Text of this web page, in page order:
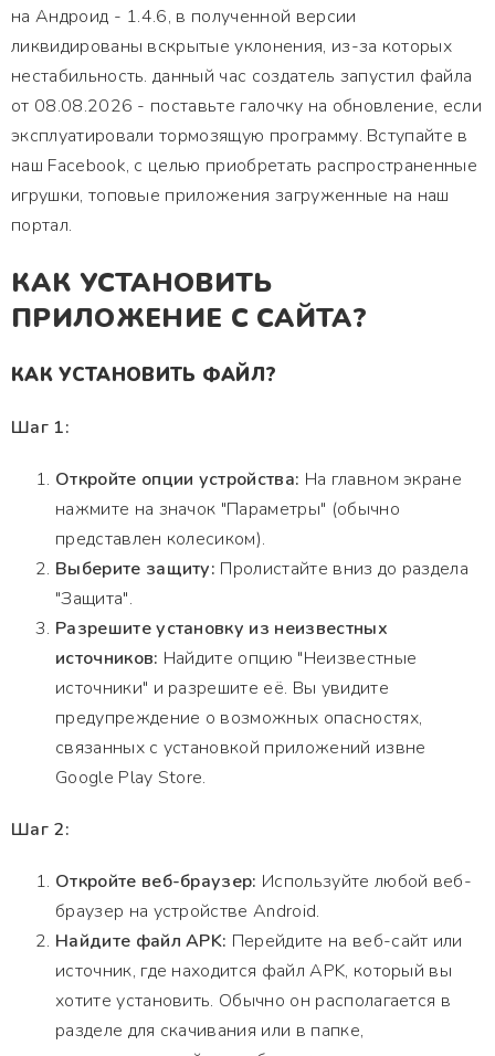
на Андроид - 1.4.6, в полученной версии
ликвидированы вскрытые уклонения, из-за которых
нестабильность. данный час создатель запустил файла
от 08.08.2026 - поставьте галочку на обновление, если
эксплуатировали тормозящую программу. Вступайте в
наш Facebook, с целью приобретать распространенные
игрушки, топовые приложения загруженные на наш
портал.
КАК УСТАНОВИТЬ
ПРИЛОЖЕНИЕ С САЙТА?
КАК УСТАНОВИТЬ ФАЙЛ?
Шаг 1:
Откройте опции устройства: На главном экране
нажмите на значок "Параметры" (обычно
представлен колесиком).
Выберите защиту: Пролистайте вниз до раздела
"Защита".
Разрешите установку из неизвестных
источников: Найдите опцию "Неизвестные
источники" и разрешите её. Вы увидите
предупреждение о возможных опасностях,
связанных с установкой приложений извне
Google Play Store.
Шаг 2:
Откройте веб-браузер: Используйте любой веб-
браузер на устройстве Android.
Найдите файл APK: Перейдите на веб-сайт или
источник, где находится файл APK, который вы
хотите установить. Обычно он располагается в
разделе для скачивания или в папке,